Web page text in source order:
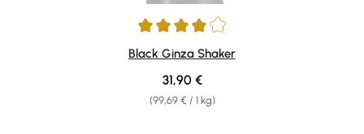
Durchschnittliche Bewertung von 4 von 5 Sternen
Black Ginza Shaker
(99,69 € / 1 kg)
Regulärer Preis:
31,90 €